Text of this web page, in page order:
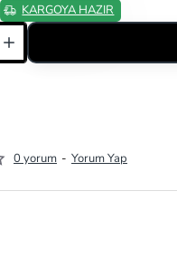
KARGOYA HAZIR
0 yorum - Yorum Yap